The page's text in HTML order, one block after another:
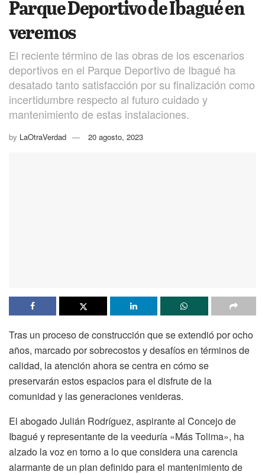
Parque Deportivo de Ibagué en
veremos
El reciente término de las obras de los escenarios
deportivos en el Parque Deportivo de Ibagué ha
desatado tanto satisfacción por su finalización como
incertidumbre respecto al futuro cuidado y
mantenimiento de estas instalaciones.
by LaOtraVerdad 20 agosto, 2023
Tras un proceso de construcción que se extendió por ocho
años, marcado por sobrecostos y desafíos en términos de
calidad, la atención ahora se centra en cómo se
preservarán estos espacios para el disfrute de la
comunidad y las generaciones venideras.
El abogado Julián Rodríguez, aspirante al Concejo de
Ibagué y representante de la veeduría «Más Tolima», ha
alzado la voz en torno a lo que considera una carencia
alarmante de un plan definido para el mantenimiento de